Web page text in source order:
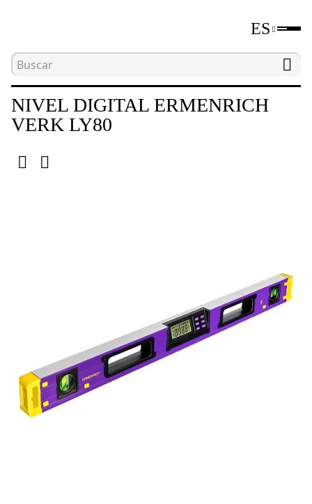
ES
Inicio Niveles digitales y medidores
NIVEL DIGITAL ERMENRICH
VERK LY80